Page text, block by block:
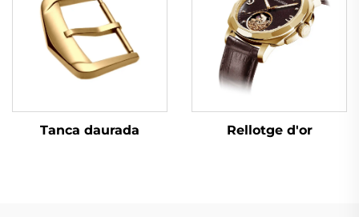
Tanca daurada Rellotge d'or